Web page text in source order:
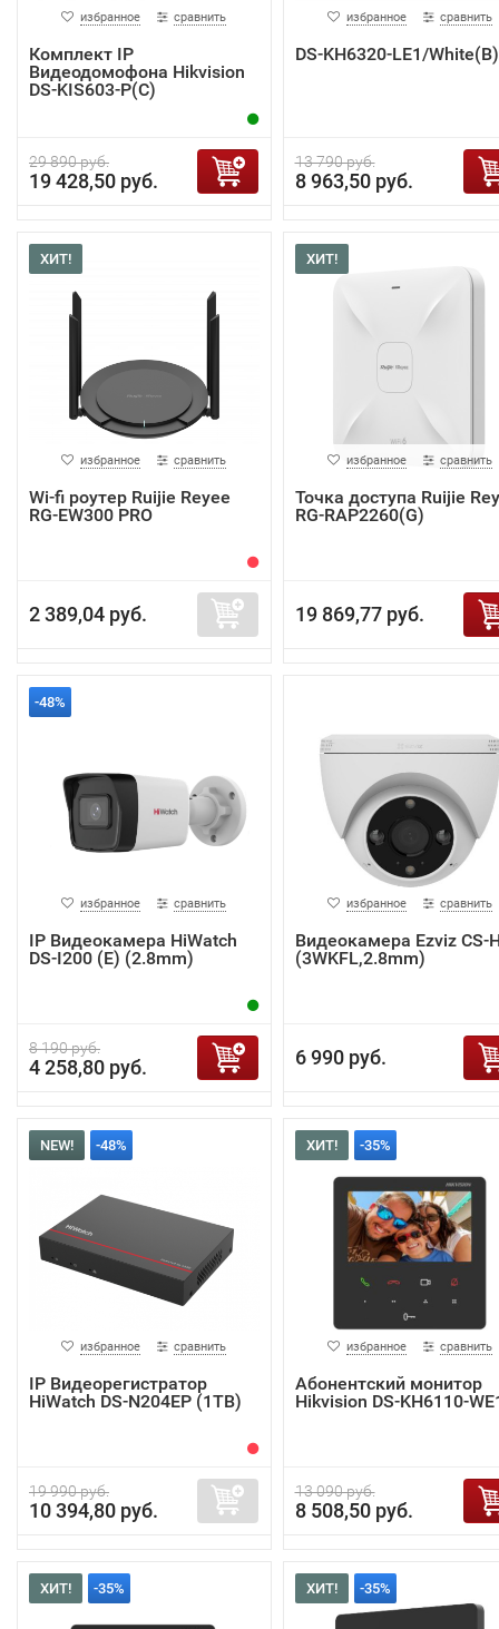
избранное сравнить
Комплект IP
Видеодомофона Hikvision
DS-KIS603-P(C)
29 890 руб.
19 428,50 руб.
избранное сравнить
DS-KH6320-LE1/White(B)
13 790 руб.
8 963,50 руб.
ХИТ!
избранное сравнить
Wi-fi роутер Ruijie Reyee
RG-EW300 PRO
2 389,04 руб.
ХИТ!
избранное сравнить
Точка доступа Ruijie
RG-RAP2260(G)
19 869,77 руб.
-48%
избранное сравнить
IP Видеокамера HiWatch
DS-I200 (E) (2.8mm)
8 190 руб.
4 258,80 руб.
избранное сравнить
Видеокамера Ezviz CS-
(3WKFL,2.8mm)
6 990 руб.
NEW! -48%
избранное сравнить
IP Видеорегистратор
HiWatch DS-N204EP (1TB)
19 990 руб.
10 394,80 руб.
ХИТ! -35%
избранное сравнить
Абонентский монитор
Hikvision DS-KH6110-
13 090 руб.
8 508,50 руб.
ХИТ! -35% ХИТ! -35%